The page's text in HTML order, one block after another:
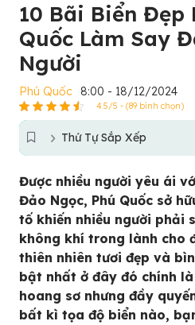
10 Bãi Biển Đẹp
Quốc Làm Say
Người
Phú Quốc 8:00 - 18/12/2024
4.5/5 - (89 bình chọn)
Thứ Tự Sắp Xếp
Được nhiều người yêu ái
Đảo Ngọc, Phú Quốc sở
tố khiến nhiều người phải
không khí trong lành cho
thiên nhiên tươi đẹp và
bật nhất ở đây đó chính
hoang sơ nhưng đầy
bất kì tọa độ biển nào,